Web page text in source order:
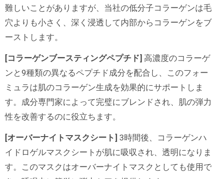
難しいことがありますが、当社の低分子コラーゲンは毛
穴よりも小さく、深く浸透して内部からコラーゲンをブ
ーストします。
[コラーゲンブースティングペプチド] 高濃度のコラーゲ
ンと9種類の異なるペプチド成分を配合し、このフォー
ミュラは肌のコラーゲン生成を効果的にサポートしま
す。成分専門家によって完璧にブレンドされ、肌の弾力
性を改善するのに役立ちます。
[オーバーナイトマスクシート] 3時間後、コラーゲンハ
イドロゲルマスクシートが肌に吸収され、透明になりま
す。このマスクはオーバーナイトマスクとしても使用で